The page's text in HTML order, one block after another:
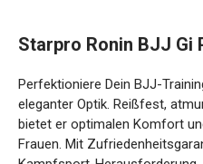
in eleganter Optik. Reißfest,
vorgeschrumpft bietet er
Langlebigkeit für Männer und
Zufriedenheitsgarantie – ideal